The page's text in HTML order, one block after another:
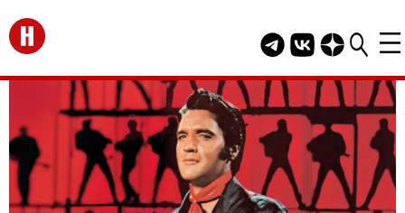
Перейти на главную
Telegram канал
Группа HELLO
Канал